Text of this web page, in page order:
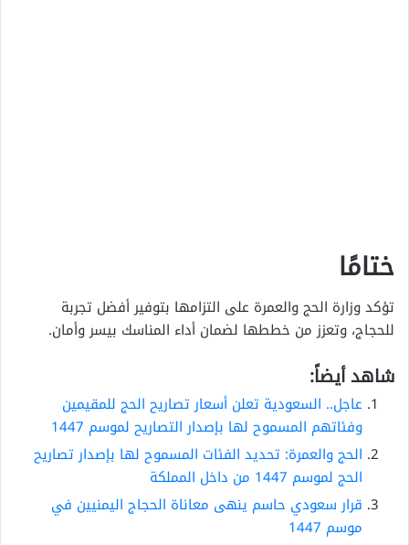
ختامًا
تؤكد وزارة الحج والعمرة على التزامها بتوفير أفضل تجربة
للحجاج، وتعزز من خططها لضمان أداء المناسك بيسر وأمان.
شاهد أيضاً:
عاجل.. السعودية تعلن أسعار تصاريح الحج للمقيمين
وفئاتهم المسموح لها بإصدار التصاريح لموسم 1447
الحج والعمرة: تحديد الفئات المسموح لها بإصدار تصاريح
الحج لموسم 1447 من داخل المملكة
قرار سعودي حاسم ينهى معاناة الحجاج اليمنيين في
موسم 1447